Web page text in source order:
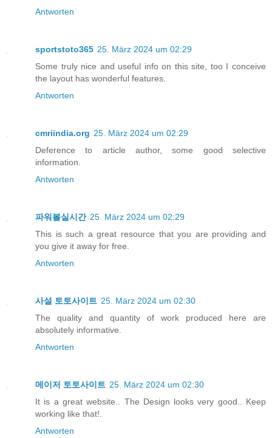
Antworten
sportstoto365 25. März 2024 um 02:29
Some truly nice and useful info on this site, too I conceive
the layout has wonderful features.
Antworten
cmriindia.org 25. März 2024 um 02:29
Deference to article author, some good selective
information.
Antworten
파워볼실시간 25. März 2024 um 02:29
This is such a great resource that you are providing and
you give it away for free.
Antworten
사설 토토사이트 25. März 2024 um 02:30
The quality and quantity of work produced here are
absolutely informative.
Antworten
메이저 토토사이트 25. März 2024 um 02:30
It is a great website.. The Design looks very good.. Keep
working like that!.
Antworten